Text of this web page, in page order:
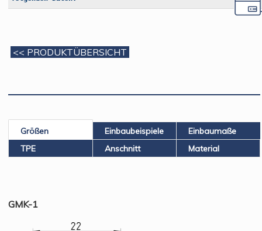
<< PRODUKTÜBERSICHT
Größen Einbaubeispiele
Einbaumaße
TPE
Anschnitt Material
GMK-1